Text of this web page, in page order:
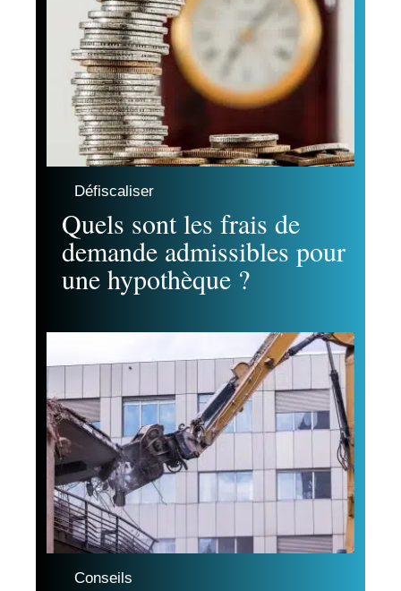
Défiscaliser
Quels sont les frais de
demande admissibles pour
une hypothèque ?
Conseils